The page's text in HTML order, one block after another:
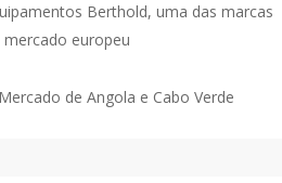
Berthold, uma das marcas
mercado europeu
de Angola e Cabo Verde